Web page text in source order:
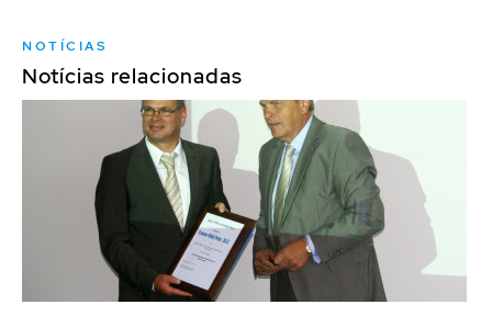
NOTÍCIAS
Notícias relacionadas